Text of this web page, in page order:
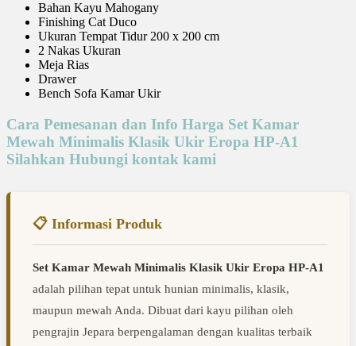
Bahan Kayu Mahogany
Finishing Cat Duco
Ukuran Tempat Tidur 200 x 200 cm
2 Nakas Ukuran
Meja Rias
Drawer
Bench Sofa Kamar Ukir
Cara Pemesanan dan Info Harga Set Kamar
Mewah Minimalis Klasik Ukir Eropa HP-A1
Silahkan Hubungi kontak kami
📋 Informasi Produk
Set Kamar Mewah Minimalis Klasik Ukir Eropa HP-A1
adalah pilihan tepat untuk hunian minimalis, klasik,
maupun mewah Anda. Dibuat dari kayu pilihan oleh
pengrajin Jepara berpengalaman dengan kualitas terbaik